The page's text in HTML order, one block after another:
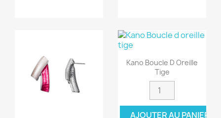
Kano Boucle D Oreille
Tige
AJOUTER AU PANIER